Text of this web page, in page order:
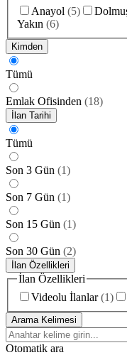
Anayol (5)
Yakın (6)
Kimden
Tümü
Emlak Ofisinden (18)
İlan Tarihi
Tümü
Son 3 Gün (1)
Son 7 Gün (1)
Son 15 Gün (1)
Son 30 Gün (2)
İlan Özellikleri
İlan Özellikleri
Videolu İlanlar (1)
Arama Kelimesi
Otomatik ara